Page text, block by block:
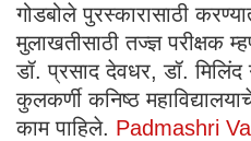
गोडबोले पुरस्कारासाठी
मुलाखतीसाठी तज्ज्ञ
डॉ. प्रसाद देवधर, डॉ.
कुलकर्णी कनिष्ठ
काम पाहिले. Padmashri